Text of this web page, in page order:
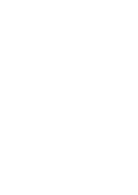
rádi schovávají
rodinného
→